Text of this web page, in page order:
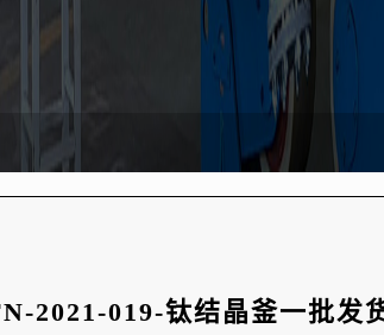
2021-019-钛结晶釜一批发